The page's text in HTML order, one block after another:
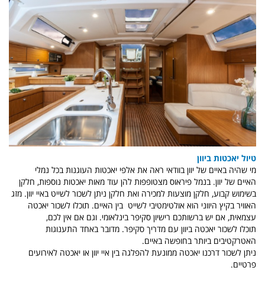
טיול יאכטות ביוון
מי שהיה באיים של יוון בוודאי ראה את אלפי יאכטות העוגנות בכל נמלי
האיים של יוון. בנמל פיראוס מצטופפות להן עוד מאות יאכטות נוספות, חלקן
בשימוש קבוע, חלקן מוצעות למכירה ואת חלקן ניתן לשכור לשייט באיי יוון. מזג
האוויר בקיץ היווני הוא אולטימטיבי לשייט בין האיים. תוכלו לשכור יאכטה
עצמאית, אם יש ברשותכם רישיון סקיפר בינלאומי. וגם אם אין לכם,
תוכלו לשכור יאכטה ביוון עם מדריך סקיפר. מדובר באחד התענוגות
האטרקטיבים ביותר בחופשה באיים.
ניתן לשכור דרכנו יאכטה ממונעת להפלגה בין איי יוון או יאכטה לאירועים
פרטיים.